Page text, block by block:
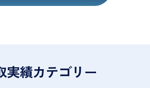
実績カテゴリー